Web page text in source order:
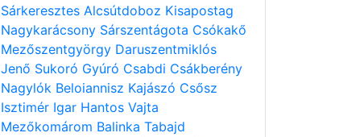
Sárkeresztes Alcsútdoboz Kisapostag
Nagykarácsony Sárszentágota Csókakő
Mezőszentgyörgy Daruszentmiklós
Jenő Sukoró Gyúró Csabdi Csákberény
Nagylók Beloiannisz Kajászó Csősz
Isztimér Igar Hantos Vajta
Mezőkomárom Balinka Tabajd